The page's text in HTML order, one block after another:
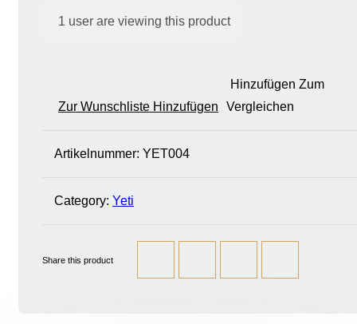
1 user are viewing this product
Zur Wunschliste Hinzufügen
Hinzufügen Zum
Vergleichen
Artikelnummer: YET004
Category: Yeti
Share this product